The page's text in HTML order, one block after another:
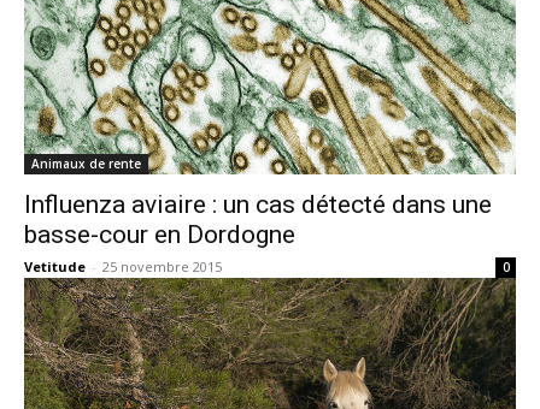
Animaux de rente
Influenza aviaire : un cas détecté dans une
basse-cour en Dordogne
Vetitude - 25 novembre 2015 0